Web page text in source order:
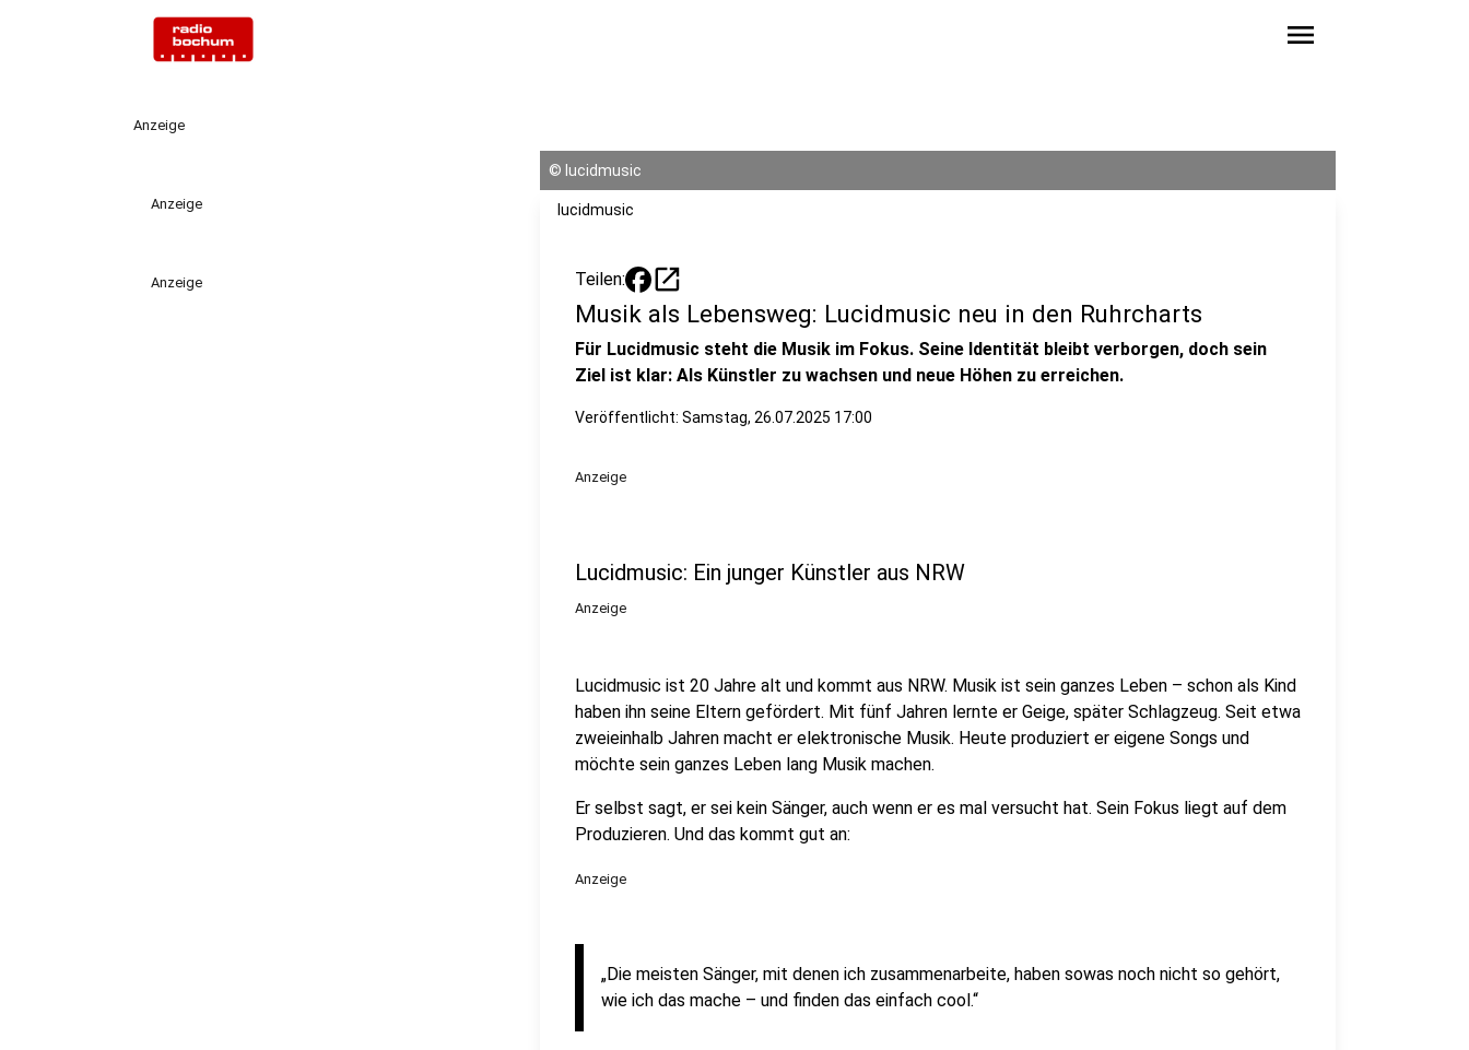
menu
Anzeige
Anzeige
Anzeige
© lucidmusic
lucidmusic
Teilen: open_in_new
Musik als Lebensweg: Lucidmusic neu in den Ruhrcharts
Für Lucidmusic steht die Musik im Fokus. Seine Identität bleibt verborgen, doch sein
Ziel ist klar: Als Künstler zu wachsen und neue Höhen zu erreichen.
Veröffentlicht: Samstag, 26.07.2025 17:00
Anzeige
Lucidmusic: Ein junger Künstler aus NRW
Anzeige
Lucidmusic ist 20 Jahre alt und kommt aus NRW. Musik ist sein ganzes Leben – schon als Kind
haben ihn seine Eltern gefördert. Mit fünf Jahren lernte er Geige, später Schlagzeug. Seit etwa
zweieinhalb Jahren macht er elektronische Musik. Heute produziert er eigene Songs und
möchte sein ganzes Leben lang Musik machen.
Er selbst sagt, er sei kein Sänger, auch wenn er es mal versucht hat. Sein Fokus liegt auf dem
Produzieren. Und das kommt gut an:
Anzeige
„Die meisten Sänger, mit denen ich zusammenarbeite, haben sowas noch nicht so gehört,
wie ich das mache – und finden das einfach cool.“